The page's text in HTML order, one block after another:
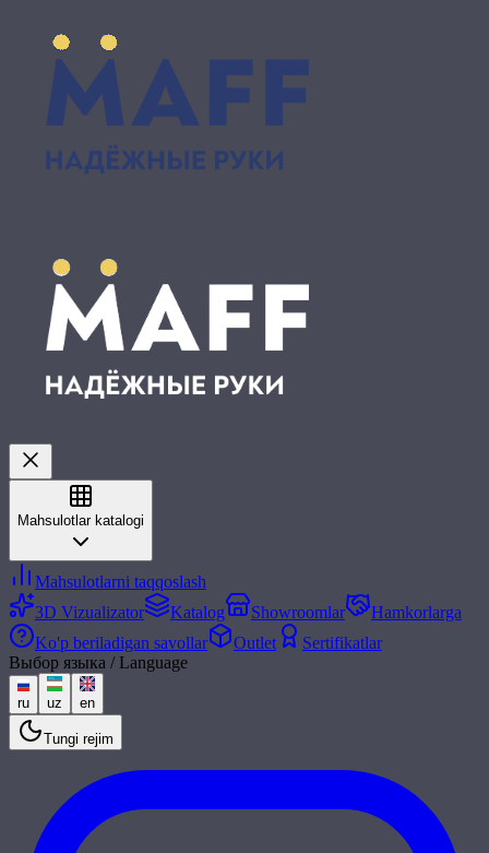
Mahsulotlar katalogi
Mahsulotlarni taqqoslash
3D Vizualizator
Katalog Showroomlar
Hamkorlarga
Ko'p beriladigan savollar
Outlet
Sertifikatlar
Выбор языка / Language
ru uz en
Tungi rejim